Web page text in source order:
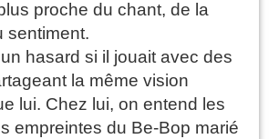
proche du chant, de la
sentiment.
hasard si il jouait avec des
la même vision
lui. Chez lui, on entend les
empreintes du Be-Bop marié